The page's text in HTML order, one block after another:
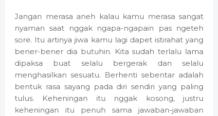
Jangan merasa aneh kalau kamu merasa sangat
nyaman saat nggak ngapa-ngapain pas ngeteh
sore. Itu artinya jiwa kamu lagi dapet istirahat yang
bener-bener dia butuhin. Kita sudah terlalu lama
dipaksa buat selalu bergerak dan selalu
menghasilkan sesuatu. Berhenti sebentar adalah
bentuk rasa sayang pada diri sendiri yang paling
tulus. Keheningan itu nggak kosong, justru
keheningan itu penuh sama jawaban-jawaban